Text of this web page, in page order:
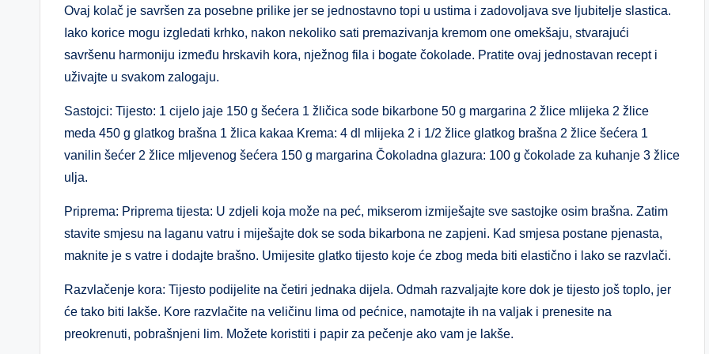
Ovaj kolač je savršen za posebne prilike jer se jednostavno topi u ustima i zadovoljava sve ljubitelje slastica.
Iako korice mogu izgledati krhko, nakon nekoliko sati premazivanja kremom one omekšaju, stvarajući
savršenu harmoniju između hrskavih kora, nježnog fila i bogate čokolade. Pratite ovaj jednostavan recept i
uživajte u svakom zalogaju.
Sastojci: Tijesto: 1 cijelo jaje 150 g šećera 1 žličica sode bikarbone 50 g margarina 2 žlice mlijeka 2 žlice
meda 450 g glatkog brašna 1 žlica kakaa Krema: 4 dl mlijeka 2 i 1/2 žlice glatkog brašna 2 žlice šećera 1
vanilin šećer 2 žlice mljevenog šećera 150 g margarina Čokoladna glazura: 100 g čokolade za kuhanje 3 žlice
ulja.
Priprema: Priprema tijesta: U zdjeli koja može na peć, mikserom izmiješajte sve sastojke osim brašna. Zatim
stavite smjesu na laganu vatru i miješajte dok se soda bikarbona ne zapjeni. Kad smjesa postane pjenasta,
maknite je s vatre i dodajte brašno. Umijesite glatko tijesto koje će zbog meda biti elastično i lako se razvlači.
Razvlačenje kora: Tijesto podijelite na četiri jednaka dijela. Odmah razvaljajte kore dok je tijesto još toplo, jer
će tako biti lakše. Kore razvlačite na veličinu lima od pećnice, namotajte ih na valjak i prenesite na
preokrenuti, pobrašnjeni lim. Možete koristiti i papir za pečenje ako vam je lakše.